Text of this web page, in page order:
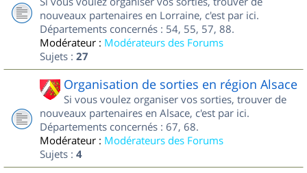
nouveaux partenaires en Lorraine, c'est par ici.
Départements concernés : 54, 55, 57, 88.
Modérateur : Modérateurs des Forums
Sujets : 27
Organisation de sorties en région Alsace
Si vous voulez organiser vos sorties, trouver de
nouveaux partenaires en Alsace, c'est par ici.
Départements concernés : 67, 68.
Modérateur : Modérateurs des Forums
Sujets : 4